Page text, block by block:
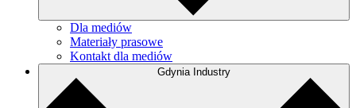
Dla mediów
Materiały prasowe
Kontakt dla mediów
Gdynia Industry